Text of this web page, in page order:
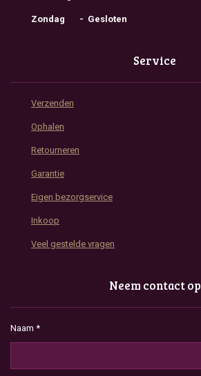
Zondag - Gesloten
Service
Verzenden
Ophalen
Retourneren
Garantie
Eigen bezorgservice
Inkoop
Veel gestelde vragen
Neem contact op
Naam *